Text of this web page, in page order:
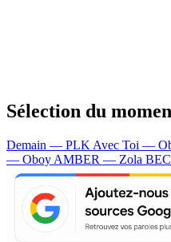
Sélection du
Demain — PLK Avec Toi —
— Oboy AMBER — Zola